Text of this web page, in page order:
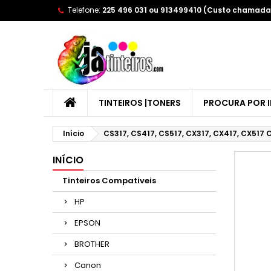
Telefone: 225 496 031 ou 913499410 (Custo
TINTEIROS |TONERS PROCURA POR
Início CS317, CS417, CS517, CX317, CX417,
INÍCIO
Tinteiros Compativeis
HP
EPSON
BROTHER
Canon